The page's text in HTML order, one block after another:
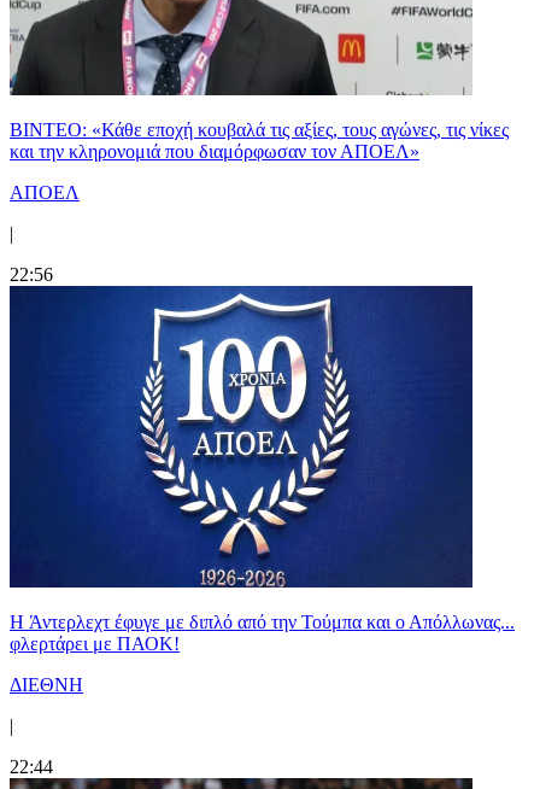
ΒΙΝΤΕΟ: «Κάθε εποχή κουβαλά τις αξίες, τους αγώνες, τις νίκες
και την κληρονομιά που διαμόρφωσαν τον ΑΠΟΕΛ»
ΑΠΟΕΛ
|
22:56
H Άντερλεχτ έφυγε με διπλό από την Τούμπα και ο Απόλλωνας...
φλερτάρει με ΠΑΟΚ!
ΔΙΕΘΝΗ
|
22:44